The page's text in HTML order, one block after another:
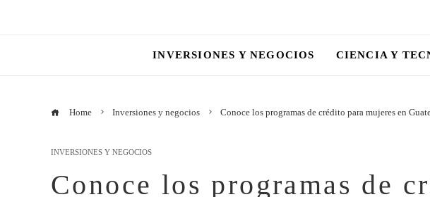
INVERSIONES Y NEGOCIOS CIENCIA Y
Home Inversiones y negocios Conoce los programas de crédito para mujeres en
INVERSIONES Y NEGOCIOS
Conoce los programas de